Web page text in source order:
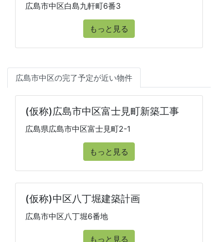
広島市中区白島九軒町6番3
もっと見る
広島市中区の完了予定が近い物件
(仮称)広島市中区富士見町新築工事
広島県広島市中区富士見町2-1
もっと見る
(仮称)中区八丁堀建築計画
広島市中区八丁堀6番地
もっと見る